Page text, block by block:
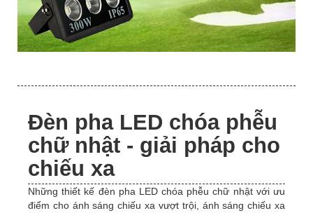
Đèn pha LED chóa phễu
chữ nhật - giải pháp cho
chiếu xa
Những thiết kế đèn pha LED chóa phễu chữ nhật với ưu
điểm cho ánh sáng chiếu xa vượt trội, ánh sáng chiếu xa